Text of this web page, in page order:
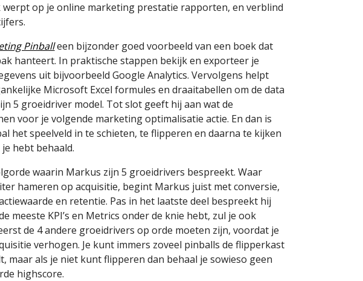
werpt op je online marketing prestatie rapporten, en verblind
Pinballeen bijzonder goed voorbeeld van een boek dat
hanteert. In praktische stappen bekijk en exporteer je
uit bijvoorbeeld Google Analytics. Vervolgens helpt
Microsoft Excel formules en draaitabellen om de data
5 groeidriver model. Tot slot geeft hij aan wat de
voor je volgende marketing optimalisatie actie. En dan is
het speelveld in te schieten, te flipperen en daarna te kijken
hebt behaald.
waarin Markus zijn 5 groeidrivers bespreekt. Waar
hameren op acquisitie, begint Markus juist met conversie,
en retentie. Pas in het laatste deel bespreekt hij
meeste KPI’s en Metrics onder de knie hebt, zul je ook
de 4 andere groeidrivers op orde moeten zijn, voordat je
verhogen. Je kunt immers zoveel pinballs de flipperkast
maar als je niet kunt flipperen dan behaal je sowieso geen
highscore.